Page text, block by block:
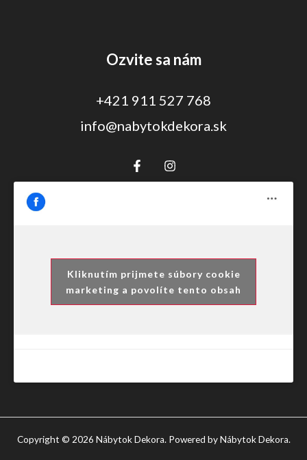
Ozvite sa nám
+421 911 527 768
info@nabytokdekora.sk
Kliknutím prijmete súbory cookie
marketing a povolíte tento obsah
Copyright © 2026 Nábytok Dekora. Powered by Nábytok Dekora.